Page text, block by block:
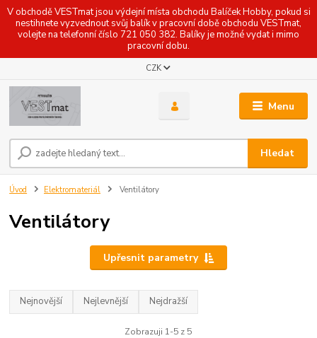
V obchodě VESTmat jsou výdejní místa obchodu Balíček Hobby, pokud si
nestihnete vyzvednout svůj balík v pracovní době obchodu VESTmat,
volejte na telefonní číslo 721 050 382. Balíky je možné vydat i mimo
pracovní dobu.
Menu
CZK
Hledat
Úvod Elektromateriál Ventilátory
Ventilátory
Upřesnit parametry
Nejnovější Nejlevnější Nejdražší
Zobrazuji 1-5 z 5